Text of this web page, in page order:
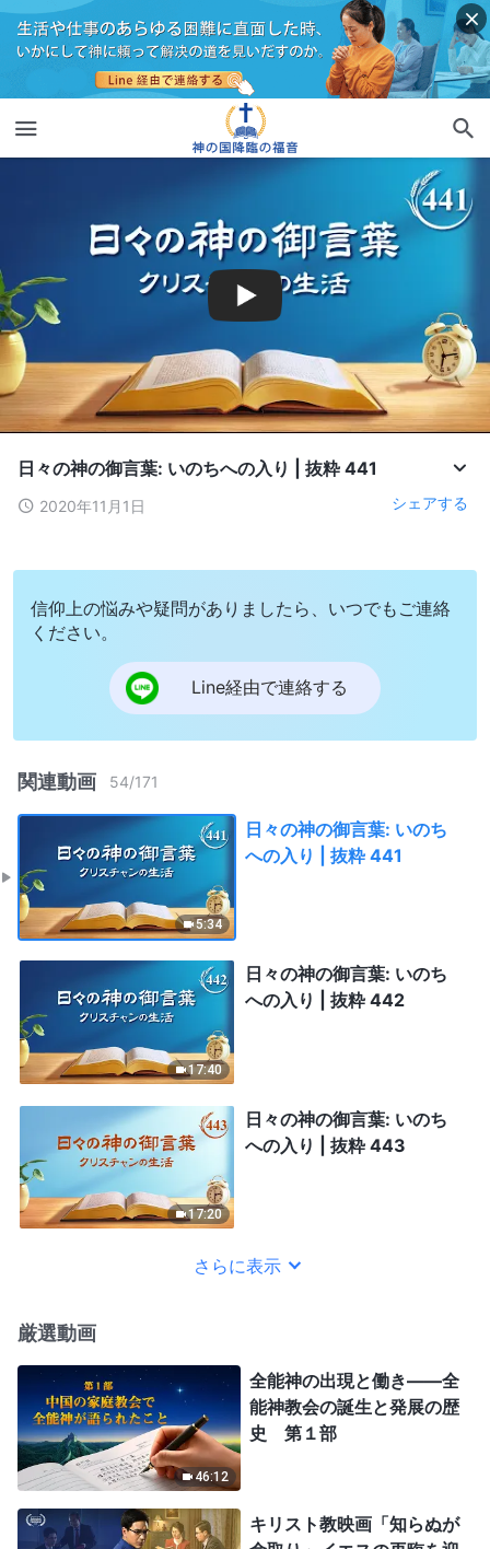
日々の神の御言葉: いのちへの入り | 抜粋 441
2020年11月1日 シェアする
信仰上の悩みや疑問がありましたら、いつでもご連絡
ください。
Line経由で連絡する
関連動画 54/171
5:34
日々の神の御言葉: いのち
への入り | 抜粋 441
17:40
日々の神の御言葉: いのち
への入り | 抜粋 442
17:20
日々の神の御言葉: いのち
への入り | 抜粋 443
さらに表示
厳選動画
46:12
全能神の出現と働き——全
能神教会の誕生と発展の歴
史 第１部
キリスト教映画「知らぬが